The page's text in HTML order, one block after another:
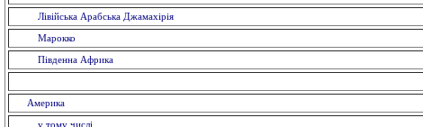
Лівійська Арабська Джамахірія
Марокко
Південна Африка
Америка
у тому числі